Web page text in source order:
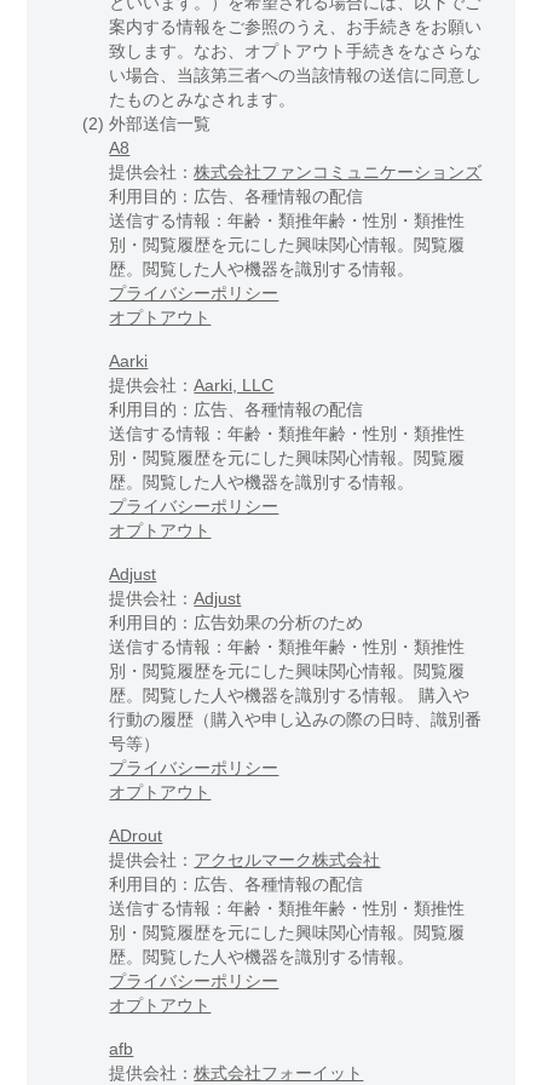
案内する情報をご参照のうえ、お手続きをお願い
致します。なお、オプトアウト手続きをなさらな
い場合、当該第三者への当該情報の送信に同意し
たものとみなされます。
(2)外部送信一覧
A8
提供会社：株式会社ファンコミュニケーションズ
利用目的：広告、各種情報の配信
送信する情報：年齢・類推年齢・性別・類推性
別・閲覧履歴を元にした興味関心情報。閲覧履
歴。閲覧した人や機器を識別する情報。
プライバシーポリシー
オプトアウト
Aarki
提供会社：Aarki, LLC
利用目的：広告、各種情報の配信
送信する情報：年齢・類推年齢・性別・類推性
別・閲覧履歴を元にした興味関心情報。閲覧履
歴。閲覧した人や機器を識別する情報。
プライバシーポリシー
オプトアウト
Adjust
提供会社：Adjust
利用目的：広告効果の分析のため
送信する情報：年齢・類推年齢・性別・類推性
別・閲覧履歴を元にした興味関心情報。閲覧履
歴。閲覧した人や機器を識別する情報。 購入や
行動の履歴（購入や申し込みの際の日時、識別番
号等）
プライバシーポリシー
オプトアウト
ADrout
提供会社： アクセルマーク株式会社
利用目的：広告、各種情報の配信
送信する情報：年齢・類推年齢・性別・類推性
別・閲覧履歴を元にした興味関心情報。閲覧履
歴。閲覧した人や機器を識別する情報。
プライバシーポリシー
オプトアウト
afb
提供会社：株式会社フォーイット